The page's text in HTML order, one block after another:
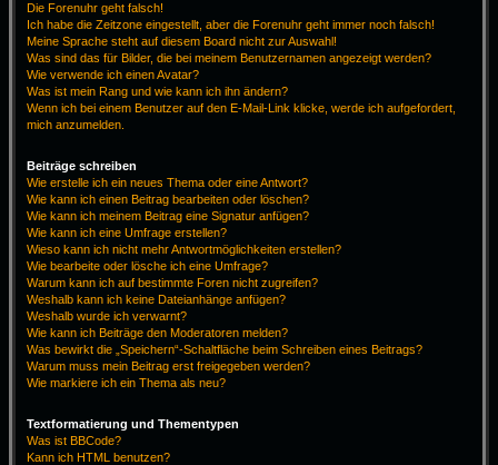
Die Forenuhr geht falsch!
Ich habe die Zeitzone eingestellt, aber die Forenuhr geht immer noch falsch!
Meine Sprache steht auf diesem Board nicht zur Auswahl!
Was sind das für Bilder, die bei meinem Benutzernamen angezeigt werden?
Wie verwende ich einen Avatar?
Was ist mein Rang und wie kann ich ihn ändern?
Wenn ich bei einem Benutzer auf den E-Mail-Link klicke, werde ich aufgefordert,
mich anzumelden.
Beiträge schreiben
Wie erstelle ich ein neues Thema oder eine Antwort?
Wie kann ich einen Beitrag bearbeiten oder löschen?
Wie kann ich meinem Beitrag eine Signatur anfügen?
Wie kann ich eine Umfrage erstellen?
Wieso kann ich nicht mehr Antwortmöglichkeiten erstellen?
Wie bearbeite oder lösche ich eine Umfrage?
Warum kann ich auf bestimmte Foren nicht zugreifen?
Weshalb kann ich keine Dateianhänge anfügen?
Weshalb wurde ich verwarnt?
Wie kann ich Beiträge den Moderatoren melden?
Was bewirkt die „Speichern“-Schaltfläche beim Schreiben eines Beitrags?
Warum muss mein Beitrag erst freigegeben werden?
Wie markiere ich ein Thema als neu?
Textformatierung und Thementypen
Was ist BBCode?
Kann ich HTML benutzen?